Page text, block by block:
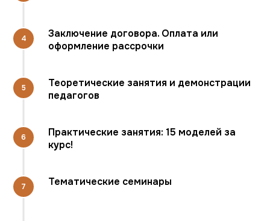
Заключение договора. Оплата или
оформление рассрочки
Теоретические занятия и демонстрации
педагогов
Практические занятия: 15 моделей за
курс!
Тематические семинары